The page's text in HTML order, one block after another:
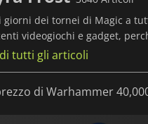
giorni dei tornei di Magic a
videogiochi e gadget,
tutti gli articoli
di Warhammer